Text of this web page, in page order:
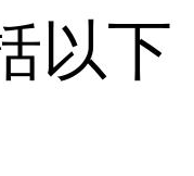
以下